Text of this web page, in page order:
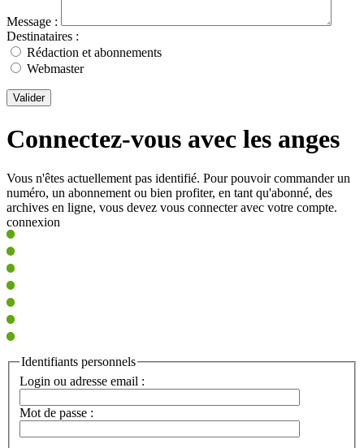
Message :
Destinataires :
Rédaction et abonnements
Webmaster
Valider
Connectez-vous avec les anges
Vous n'êtes actuellement pas identifié. Pour pouvoir commander un
numéro, un abonnement ou bien profiter, en tant qu'abonné, des
archives en ligne, vous devez vous connecter avec votre compte.
connexion
Identifiants personnels
Login ou adresse email :
Mot de passe :